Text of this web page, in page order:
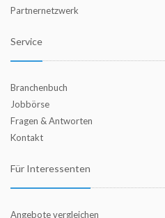
Partnernetzwerk
Service
Branchenbuch
Jobbörse
Fragen & Antworten
Kontakt
Für Interessenten
Angebote vergleichen